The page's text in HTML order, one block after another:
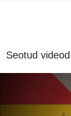
Seotud videod